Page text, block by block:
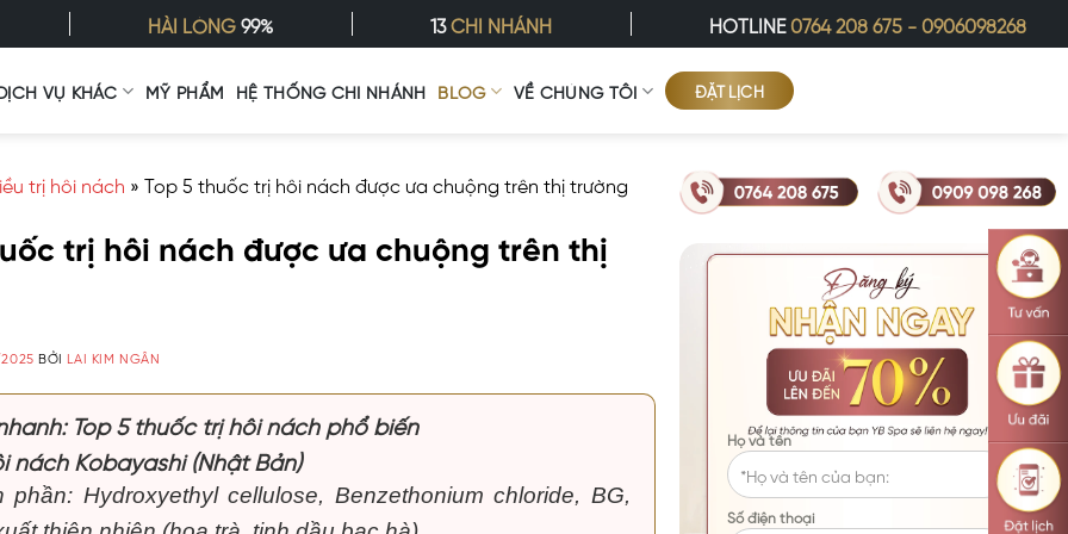
HÀI LÒNG99% 13CHI NHÁNH HOTLINE0764 208 675 -0906098268
VỤ KHÁC MỸ PHẨM HỆ THỐNG CHI NHÁNH BLOG VỀ CHÚNG TÔI ĐẶT LỊCH
trị hôi nách » Top 5 thuốc trị hôi nách được ưa chuộng trên thị trường
trị hôi nách được ưa chuộng trên thị
BỞI LAI KIM NGÂN
Top 5 thuốc trị hôi nách phổ biến
nách Kobayashi (Nhật Bản)
phần: Hydroxyethyl cellulose, Benzethonium chloride, BG,
Họ và tên
Số điện thoại